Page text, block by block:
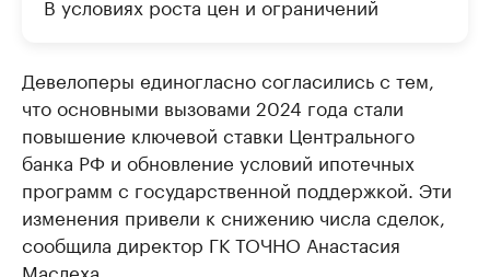
Девелоперы единогласно согласились с тем,
что основными вызовами 2024 года стали
повышение ключевой ставки Центрального
банка РФ и обновление условий ипотечных
программ с государственной поддержкой. Эти
изменения привели к снижению числа сделок,
сообщила директор ГК ТОЧНО Анастасия
Маслеха.